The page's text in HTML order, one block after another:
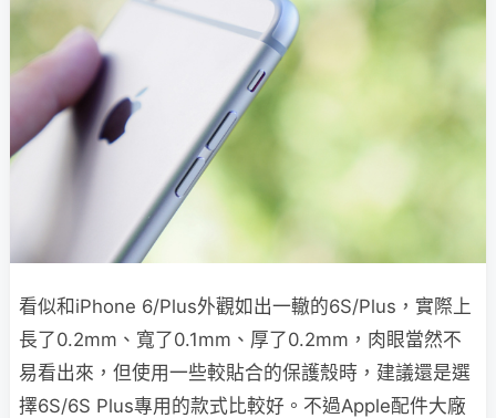
看似和iPhone 6/Plus外觀如出一轍的6S/Plus，實際上
長了0.2mm、寬了0.1mm、厚了0.2mm，肉眼當然不
易看出來，但使用一些較貼合的保護殼時，建議還是選
擇6S/6S Plus專用的款式比較好。不過Apple配件大廠